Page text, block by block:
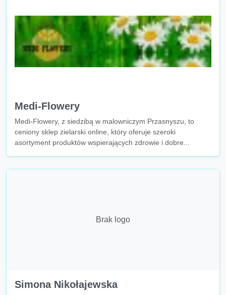
Medi-Flowery
Medi-Flowery, z siedzibą w malowniczym Przasnyszu, to
ceniony sklep zielarski online, który oferuje szeroki
asortyment produktów wspierających zdrowie i dobre...
Brak logo
Simona Nikołajewska